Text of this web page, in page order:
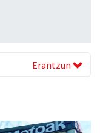
Erantzun